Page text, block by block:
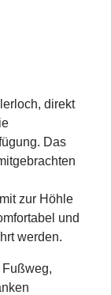
direkt
Das
zur Höhle
und
werden.
Fußweg,